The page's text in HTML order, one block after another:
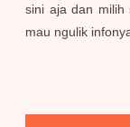
sini aja dan milih
mau ngulik